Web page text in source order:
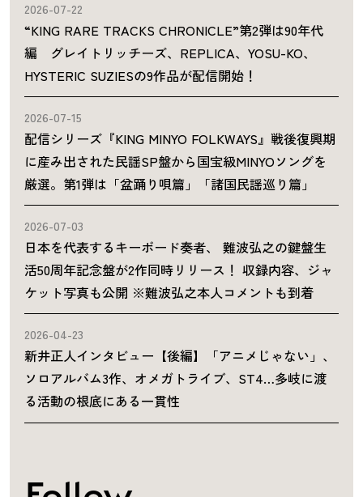
2026-07-22
“KING RARE TRACKS CHRONICLE”第2弾は90年代
編 グレイトリッチーズ、REPLICA、YOSU-KO、
HYSTERIC SUZIESの9作品が配信開始！
2026-07-15
配信シリーズ『KING MINYO FOLKWAYS』戦後復興期
に産み出された民謡SP盤から国宝級MINYOソングを
厳選。第1弾は「盆踊り唄篇」「諸国民謡巡り篇」
2026-07-03
日本を代表するキーボード奏者、 難波弘之の鍵盤生
活50周年記念盤が2作同時リリース！ 収録内容、ジャ
ケット写真も公開 ※難波弘之本人コメントも到着
2026-04-23
新井正人インタビュー【後編】「アニメじゃない」、
ソロアルバム3作、オメガトライブ、ST4…多岐に渡
る活動の根底にある一貫性